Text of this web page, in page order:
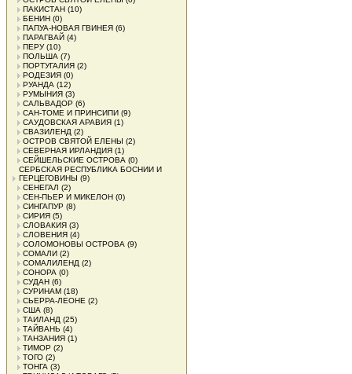
ПАКИСТАН (10)
БЕНИН (0)
ПАПУА-НОВАЯ ГВИНЕЯ (6)
ПАРАГВАЙ (4)
ПЕРУ(10)
ПОЛЬША (7)
ПОРТУГАЛИЯ (2)
РОДЕЗИЯ (0)
РУАНДА (12)
РУМЫНИЯ (3)
САЛЬВАДОР (6)
САН-ТОМЕ И ПРИНСИПИ (9)
САУДОВСКАЯ АРАВИЯ (1)
СВАЗИЛЕНД (2)
ОСТРОВ СВЯТОЙ ЕЛЕНЫ (2)
СЕВЕРНАЯ ИРЛАНДИЯ (1)
СЕЙШЕЛЬСКИЕ ОСТРОВА (0)
СЕРБСКАЯ РЕСПУБЛИКА БОСНИИ И
ГЕРЦЕГОВИНЫ (9)
СЕНЕГАЛ (2)
СЕН-ПЬЕР И МИКЕЛОН (0)
СИНГАПУР (8)
СИРИЯ (5)
СЛОВАКИЯ (3)
СЛОВЕНИЯ (4)
СОЛОМОНОВЫ ОСТРОВА (9)
СОМАЛИ (2)
СОМАЛИЛЕНД (2)
СОНОРА (0)
СУДАН (6)
СУРИНАМ (18)
СЬЕРРА-ЛЕОНЕ (2)
США (8)
ТАИЛАНД (25)
ТАЙВАНЬ (4)
ТАНЗАНИЯ (1)
ТИМОР (2)
ТОГО (2)
ТОНГА (3)